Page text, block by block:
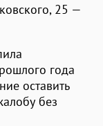
25 —
года
оставить
без